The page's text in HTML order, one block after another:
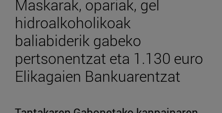
Maskarak, opariak, gel
hidroalkoholikoak
baliabiderik gabeko
pertsonentzat eta 1.130 euro
Elikagaien Bankuarentzat